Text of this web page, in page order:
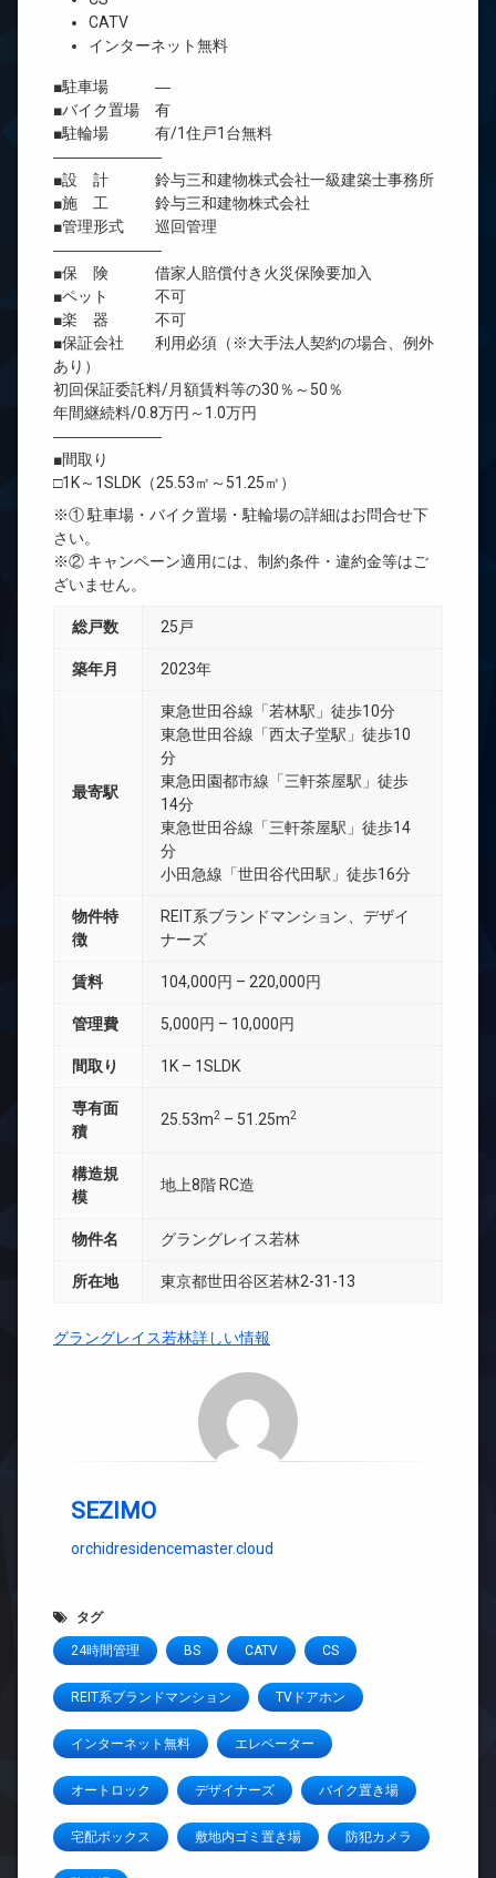
CATV
インターネット無料
■駐車場 ―
■バイク置場 有
■駐輪場 有/1住戸1台無料
―――――――
■設 計 鈴与三和建物株式会社一級建築士事務所
■施 工 鈴与三和建物株式会社
■管理形式 巡回管理
―――――――
■保 険 借家人賠償付き火災保険要加入
■ペット 不可
■楽 器 不可
■保証会社 利用必須（※大手法人契約の場合、例外
あり）
初回保証委託料/月額賃料等の30％～50％
年間継続料/0.8万円～1.0万円
―――――――
■間取り
□1K～1SLDK（25.53㎡～51.25㎡）
※① 駐車場・バイク置場・駐輪場の詳細はお問合せ下
さい。
※② キャンペーン適用には、制約条件・違約金等はご
ざいません。
総戸数 25戸
築年月 2023年
最寄駅
東急世田谷線「若林駅」徒歩10分
東急世田谷線「西太子堂駅」徒歩10
分
東急田園都市線「三軒茶屋駅」徒歩
14分
東急世田谷線「三軒茶屋駅」徒歩14
分
小田急線「世田谷代田駅」徒歩16分
物件特
徴
REIT系ブランドマンション、デザイ
ナーズ
賃料 104,000円 – 220,000円
管理費 5,000円 – 10,000円
間取り 1K – 1SLDK
専有面
積
25.53m2 – 51.25m2
構造規
模
地上8階 RC造
物件名 グラングレイス若林
所在地 東京都世田谷区若林2-31-13
グラングレイス若林詳しい情報
SEZIMO
orchidresidencemaster.cloud
タグ
24時間管理 BS CATV CS
REIT系ブランドマンション TVドアホン
インターネット無料 エレベーター
オートロック デザイナーズ バイク置き場
宅配ボックス 敷地内ゴミ置き場 防犯カメラ